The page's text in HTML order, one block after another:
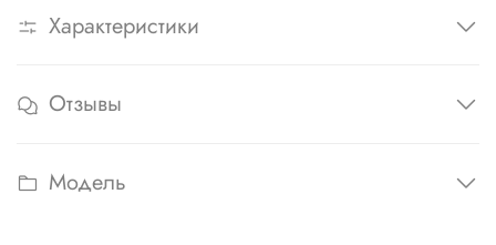
Характеристики
Отзывы
Модель